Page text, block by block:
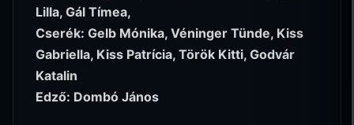
Lilla, Gál Tímea,
Cserék: Gelb Mónika, Véninger Tünde, Kiss
Gabriella, Kiss Patrícia, Török Kitti, Godvár
Katalin
Edző: Dombó János